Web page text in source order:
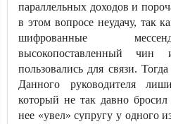
параллельных доходов и
в этом вопросе неудачу, так
шифрованные
высокопоставленный
пользовались для связи.
Данного руководителя
который не так давно
нее «увел» супругу у одного